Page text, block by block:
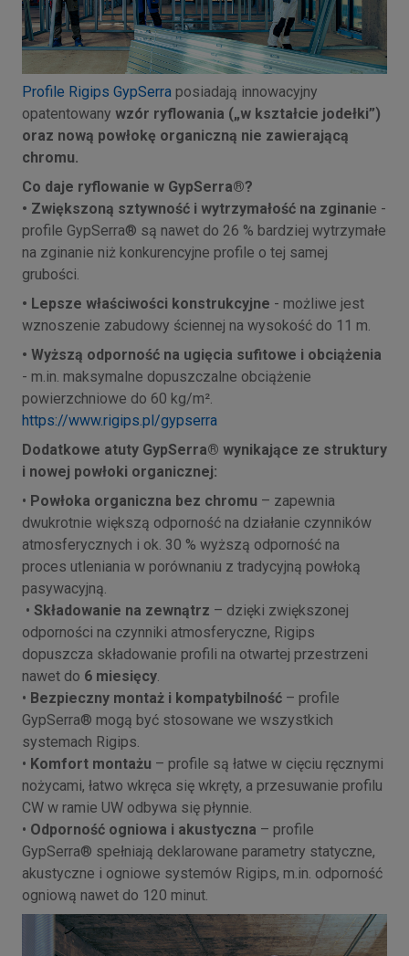
Profile Rigips GypSerra posiadają innowacyjny
opatentowany wzór ryflowania („w kształcie jodełki”)
oraz nową powłokę organiczną nie zawierającą
chromu.
Co daje ryflowanie w GypSerra®?
• Zwiększoną sztywność i wytrzymałość na zginanie -
profile GypSerra® są nawet do 26 % bardziej wytrzymałe
na zginanie niż konkurencyjne profile o tej samej
grubości.
• Lepsze właściwości konstrukcyjne - możliwe jest
wznoszenie zabudowy ściennej na wysokość do 11 m.
• Wyższą odporność na ugięcia sufitowe i obciążenia
- m.in. maksymalne dopuszczalne obciążenie
powierzchniowe do 60 kg/m².
https://www.rigips.pl/gypserra
Dodatkowe atuty GypSerra® wynikające ze struktury
i nowej powłoki organicznej:
• Powłoka organiczna bez chromu – zapewnia
dwukrotnie większą odporność na działanie czynników
atmosferycznych i ok. 30 % wyższą odporność na
proces utleniania w porównaniu z tradycyjną powłoką
pasywacyjną.
• Składowanie na zewnątrz – dzięki zwiększonej
odporności na czynniki atmosferyczne, Rigips
dopuszcza składowanie profili na otwartej przestrzeni
nawet do 6 miesięcy.
• Bezpieczny montaż i kompatybilność – profile
GypSerra® mogą być stosowane we wszystkich
systemach Rigips.
• Komfort montażu – profile są łatwe w cięciu ręcznymi
nożycami, łatwo wkręca się wkręty, a przesuwanie profilu
CW w ramie UW odbywa się płynnie.
• Odporność ogniowa i akustyczna – profile
GypSerra® spełniają deklarowane parametry statyczne,
akustyczne i ogniowe systemów Rigips, m.in. odporność
ogniową nawet do 120 minut.